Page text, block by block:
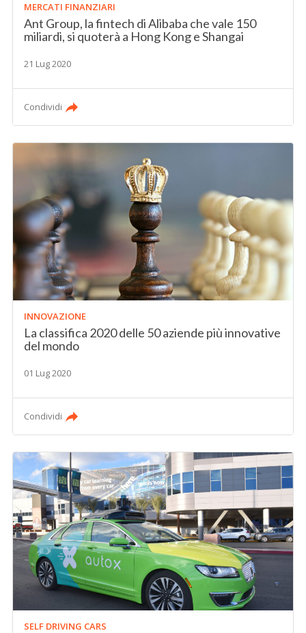
MERCATI FINANZIARI
Ant Group, la fintech di Alibaba che vale 150
miliardi, si quoterà a Hong Kong e Shangai
21 Lug 2020
Condividi
INNOVAZIONE
La classifica 2020 delle 50 aziende più innovative
del mondo
01 Lug 2020
Condividi
SELF DRIVING CARS